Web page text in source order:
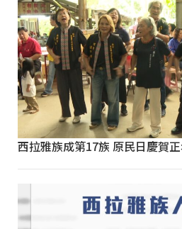
西拉雅族成第17族 原民日慶賀